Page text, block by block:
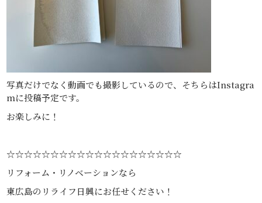
写真だけでなく動画でも撮影しているので、そちらはInstagra
mに投稿予定です。
お楽しみに！
☆☆☆☆☆☆☆☆☆☆☆☆☆☆☆☆☆☆☆☆
リフォーム・リノベーションなら
東広島のリライフ日興にお任せください！